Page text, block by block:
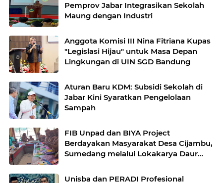
Pemprov Jabar Integrasikan Sekolah
Maung dengan Industri
Anggota Komisi III Nina Fitriana Kupas
"Legislasi Hijau" untuk Masa Depan
Lingkungan di UIN SGD Bandung
Aturan Baru KDM: Subsidi Sekolah di
Jabar Kini Syaratkan Pengelolaan
Sampah
FIB Unpad dan BIYA Project
Berdayakan Masyarakat Desa Cijambu,
Sumedang melalui Lokakarya Daur
Unisba dan PERADI Profesional